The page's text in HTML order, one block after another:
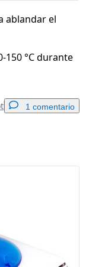
ablandar el
150 °C durante
1 comentario
comentario